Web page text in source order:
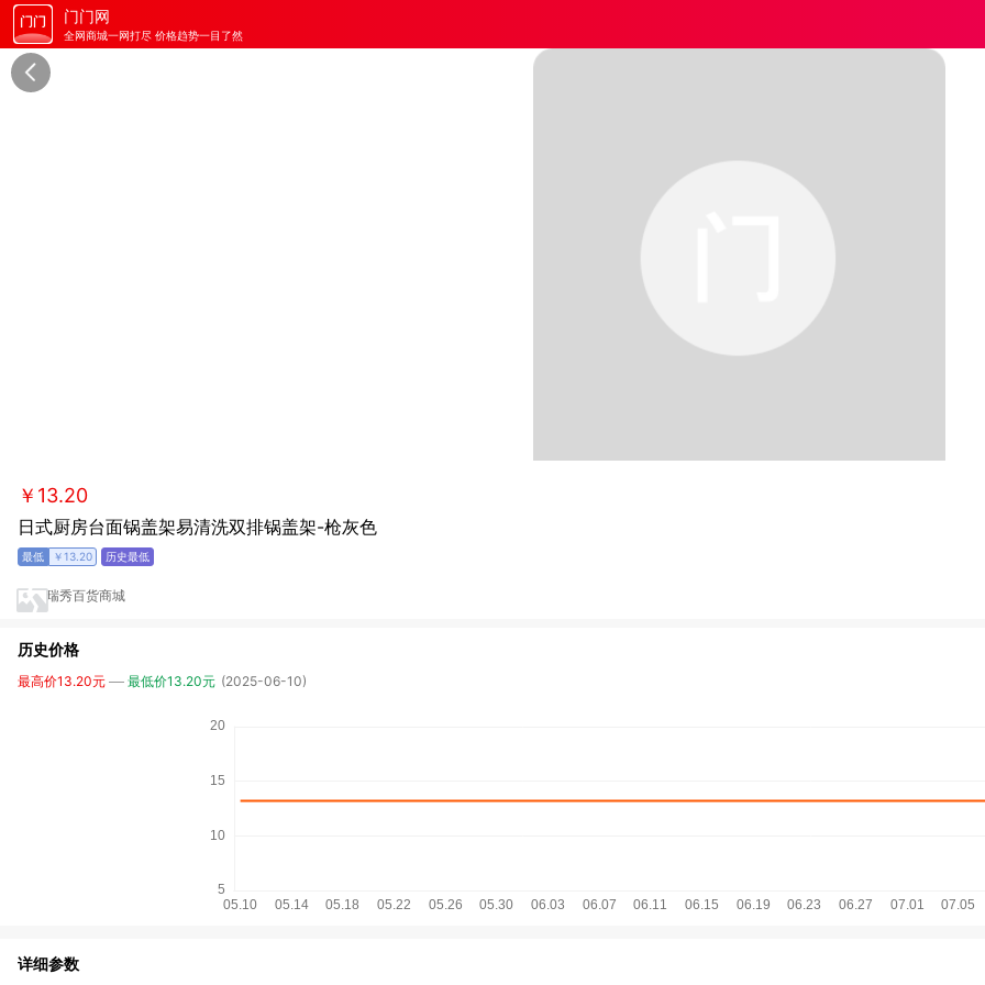
门门网
全网商城一网打尽 价格趋势一目了然
￥13.20
日式厨房台面锅盖架易清洗双排锅盖架-枪灰色
￥13.20
瑞秀百货商城
历史价格
最高价13.20元 最低价13.20元 (2025-06-10)
详细参数